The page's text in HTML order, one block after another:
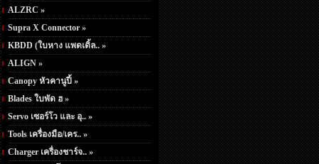
ALZRC »
Supra X Connector »
KBDD (ใบหาง แพดเดิ้ล.. »
ALIGN »
Canopy หัวคานูปี้ »
Blades ใบพัด ฮ »
Servo เซอร์โว และ อุ.. »
Tools เครื่องมือ/เคร.. »
Charger เครื่องชาร์จ.. »